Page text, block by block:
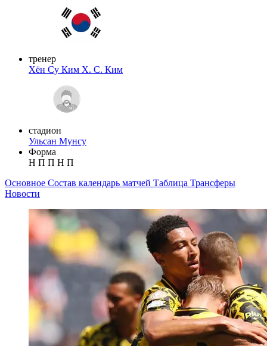
тренер
Хён Су Ким Х. С. Ким
стадион
Ульсан Мунсу
Форма
Н П П Н П
Основное Состав календарь матчей Таблица Трансферы
Новости